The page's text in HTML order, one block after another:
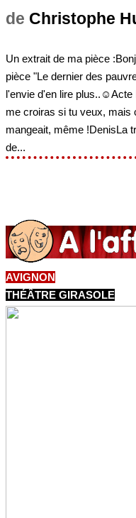
de Christophe
Un extrait de ma pièce
pièce "Le dernier des
l'envie d'en lire plus..☺Acte
me croiras si tu veux, mais
mangeait, même !DenisLa
de...
AVIGNON
THÉÂTRE GIRASOLE